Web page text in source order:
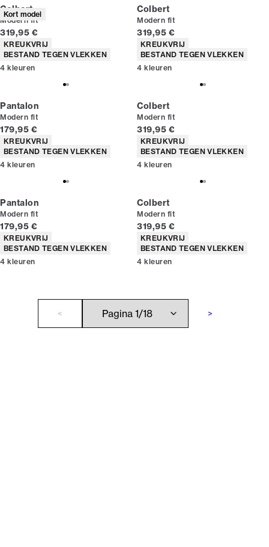
Kort model
Colbert
Modern fit
Huidige prijs
319,95 €
Producteigenschappen
KREUKVRIJ
BESTAND TEGEN VLEKKEN
4 kleuren
Colbert
Modern fit
Huidige prijs
319,95 €
Producteigenschappen
KREUKVRIJ
BESTAND TEGEN VLEKKEN
4 kleuren
Pantalon
Modern fit
Huidige prijs
179,95 €
Producteigenschappen
KREUKVRIJ
BESTAND TEGEN VLEKKEN
4 kleuren
Colbert
Modern fit
Huidige prijs
319,95 €
Producteigenschappen
KREUKVRIJ
BESTAND TEGEN VLEKKEN
4 kleuren
Pantalon
Modern fit
Huidige prijs
179,95 €
Producteigenschappen
KREUKVRIJ
BESTAND TEGEN VLEKKEN
4 kleuren
Colbert
Modern fit
Huidige prijs
319,95 €
Producteigenschappen
KREUKVRIJ
BESTAND TEGEN VLEKKEN
4 kleuren